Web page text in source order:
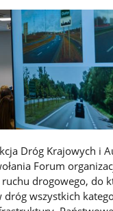
Dróg Krajowych i
Forum
ruchu drogowego, do
dróg wszystkich